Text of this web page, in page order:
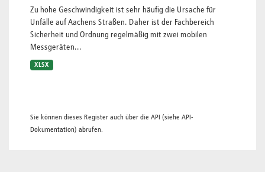
Zu hohe Geschwindigkeit ist sehr häufig die Ursache für
Unfälle auf Aachens Straßen. Daher ist der Fachbereich
Sicherheit und Ordnung regelmäßig mit zwei mobilen
Messgeräten...
XLSX
Sie können dieses Register auch über die API (siehe API-
Dokumentation) abrufen.